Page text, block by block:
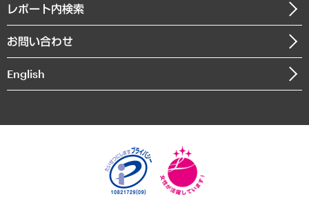
まちづくり・観光・交通・スポーツ・スマートシティ
自然資源・農林水産業・食料システム
沿革
組織図・本部部室紹介
インドネシア現地法人
個人情報保護方針
レポート内検索
お問い合わせ
English